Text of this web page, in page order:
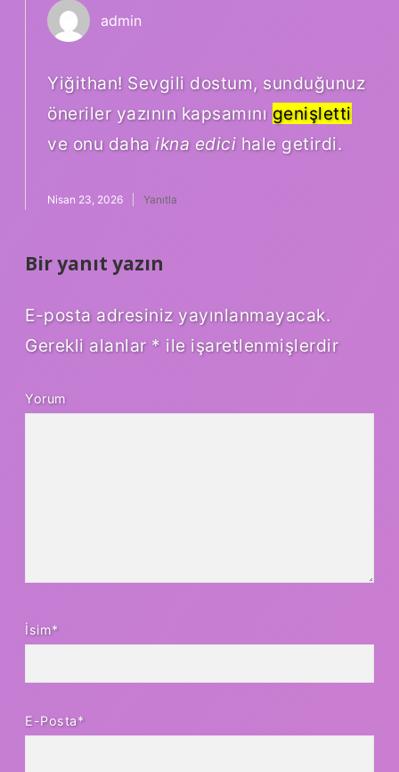
admin
Yiğithan! Sevgili dostum, sunduğunuz
öneriler yazının kapsamını genişletti
ve onu daha ikna edici hale getirdi.
Nisan 23, 2026 Yanıtla
Bir yanıt yazın
E-posta adresiniz yayınlanmayacak.
Gerekli alanlar * ile işaretlenmişlerdir
Yorum
İsim*
E-Posta*